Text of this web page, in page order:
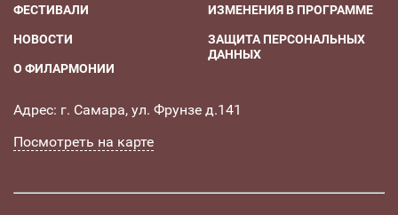
ФЕСТИВАЛИ
НОВОСТИ
О ФИЛАРМОНИИ
ИЗМЕНЕНИЯ В ПРОГРАММЕ
ЗАЩИТА ПЕРСОНАЛЬНЫХ
ДАННЫХ
Адрес: г. Самара, ул. Фрунзе д.141
Посмотреть на карте